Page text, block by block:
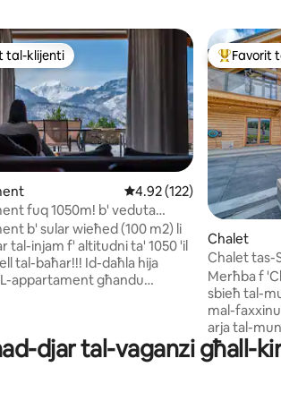
5, skont dan-numru ta' reviews: 80
aqwa favoriti tal-klijenti
tal-klijenti
Rating medju ta' 4.92
4.92 (122)
fuq 1050m! b' veduta
ta' 8 persuni
b' sular wieħed (100 m2) li
tal-injam f' altitudni ta' 1050 'il
tal-baħar!!! Id-daħla hija
appartament għandu
Is-sawna u l-fireplace huma
jacuzzi 2x (hot tub tal-injam)
Wieħed
Favorit
Chalet
Chalet tas-
veduta ta'
Merħba f
sbieħ tal-
mal-
arja tal-
espansiva
tixxarrab
djar tal-vaganzi għall-